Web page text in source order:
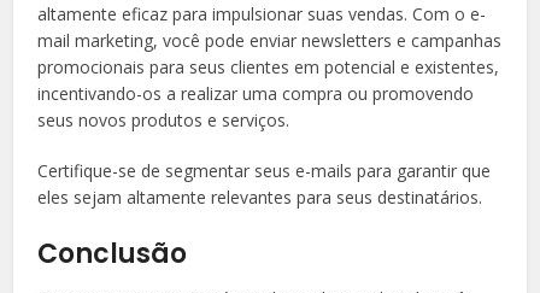
altamente eficaz para impulsionar suas vendas. Com o e-
mail marketing, você pode enviar newsletters e campanhas
promocionais para seus clientes em potencial e existentes,
incentivando-os a realizar uma compra ou promovendo
seus novos produtos e serviços.
Certifique-se de segmentar seus e-mails para garantir que
eles sejam altamente relevantes para seus destinatários.
Conclusão